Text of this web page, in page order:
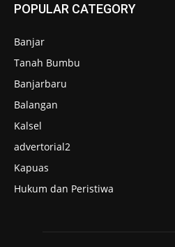
POPULAR CATEGORY
Banjar
Tanah Bumbu
Banjarbaru
Balangan
Kalsel
advertorial2
Kapuas
Hukum dan Peristiwa